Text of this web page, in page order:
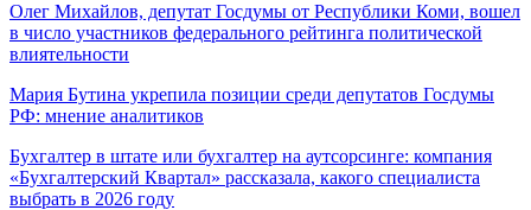
Олег Михайлов, депутат Госдумы от Республики Коми, вошел
в число участников федерального рейтинга политической
влиятельности
Мария Бутина укрепила позиции среди депутатов Госдумы
РФ: мнение аналитиков
Бухгалтер в штате или бухгалтер на аутсорсинге: компания
«Бухгалтерский Квартал» рассказала, какого специалиста
выбрать в 2026 году